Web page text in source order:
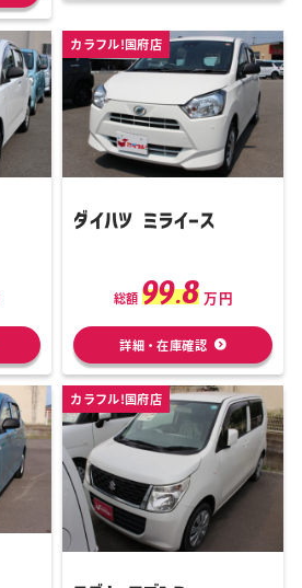
カラフル!国府店
ダイハツ ミライース
総額 99.8 万円
詳細・在庫確認
カラフル!国府店